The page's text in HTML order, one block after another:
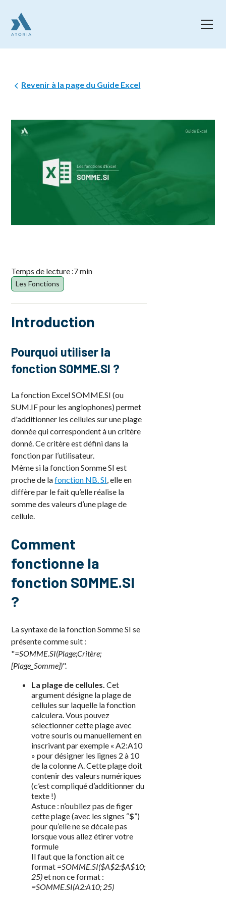
Revenir à la page du Guide Excel
Temps de lecture :7 min
Les Fonctions
Introduction
Pourquoi utiliser la
fonction SOMME.SI ?
La fonction Excel SOMME.SI (ou
SUM.IF pour les anglophones) permet
d'additionner les cellules sur une plage
donnée qui correspondent à un critère
donné. Ce critère est défini dans la
fonction par l’utilisateur.
Même si la fonction Somme SI est
proche de lafonction NB. SI, elle en
diffère par le fait qu’elle réalise la
somme des valeurs d’une plage de
cellule.
Comment
fonctionne la
fonction SOMME.SI
?
La syntaxe de la fonction Somme SI se
présente comme suit :
"=SOMME.SI(Plage;Critère;
[Plage_Somme])".
La plage de cellules. Cet
argument désigne la plage de
cellules sur laquelle la fonction
calculera. Vous pouvez
sélectionner cette plage avec
votre souris ou manuellement en
inscrivant par exemple « A2:A10
» pour désigner les lignes 2 à 10
de la colonne A. Cette plage doit
contenir des valeurs numériques
(c’est compliqué d’additionner du
texte !)
Astuce : n’oubliez pas de figer
cette plage (avec les signes “$”)
pour qu’elle ne se décale pas
lorsque vous allez étirer votre
formule
Il faut que la fonction ait ce
format =SOMME.SI($A$2:$A$10;
25)et non ce format :
=SOMME.SI(A2:A10; 25)